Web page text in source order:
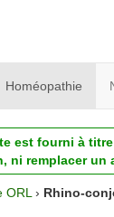
Homéopathie
est fourni à
ni remplacer
ORL › Rhino-